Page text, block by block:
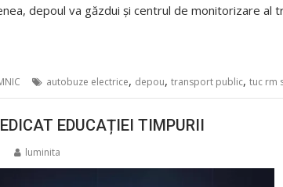
depoul va găzdui și centrul de monitorizare al
autobuze electrice, depou, transport public, tuc rm
EDUCAȚIEI TIMPURII
luminita